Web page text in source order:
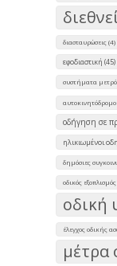
διασταυρώσεις (4)
εφοδιαστική (45)
συστήματα
οδήγηση σε
ηλικιωμένοι
δημόσιες
οδικός
οδική
έλεγχος οδικής
μέτρα